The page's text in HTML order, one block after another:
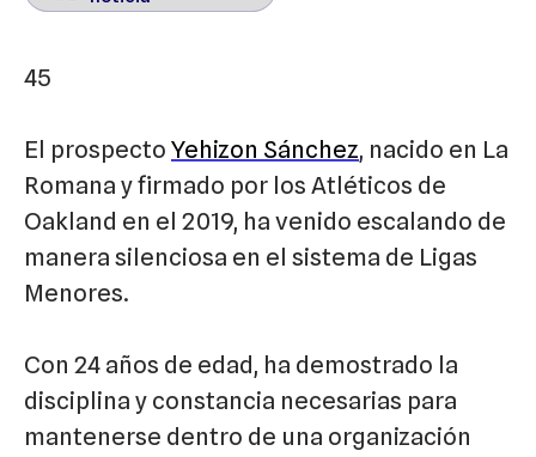
45
El prospecto Yehizon Sánchez, nacido en La
Romana y firmado por los Atléticos de
Oakland en el 2019, ha venido escalando de
manera silenciosa en el sistema de Ligas
Menores.
Con 24 años de edad, ha demostrado la
disciplina y constancia necesarias para
mantenerse dentro de una organización